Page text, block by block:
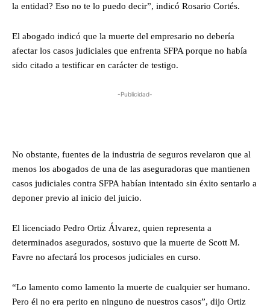
la entidad? Eso no te lo puedo decir”, indicó Rosario Cortés.
El abogado indicó que la muerte del empresario no debería
afectar los casos judiciales que enfrenta SFPA porque no había
sido citado a testificar en carácter de testigo.
-Publicidad-
No obstante, fuentes de la industria de seguros revelaron que al
menos los abogados de una de las aseguradoras que mantienen
casos judiciales contra SFPA habían intentado sin éxito sentarlo a
deponer previo al inicio del juicio.
El licenciado Pedro Ortiz Álvarez, quien representa a
determinados asegurados, sostuvo que la muerte de Scott M.
Favre no afectará los procesos judiciales en curso.
“Lo lamento como lamento la muerte de cualquier ser humano.
Pero él no era perito en ninguno de nuestros casos”, dijo Ortiz